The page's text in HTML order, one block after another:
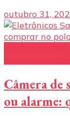
outubro 31,
Câmera de
ou alarme: